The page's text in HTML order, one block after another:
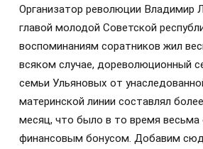
Организатор революции Владимир
главой молодой Советской
воспоминаниям соратников жил
всяком случае, дореволюционный
семьи Ульяновых от
материнской линии составлял
месяц, что было в то время
финансовым бонусом. Добавим